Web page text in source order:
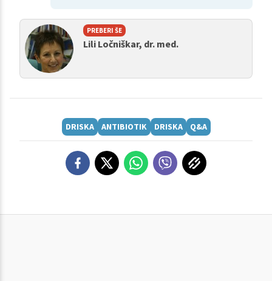
PREBERI ŠE
Lili Ločniškar, dr. med.
DRISKA ANTIBIOTIK DRISKA Q&A